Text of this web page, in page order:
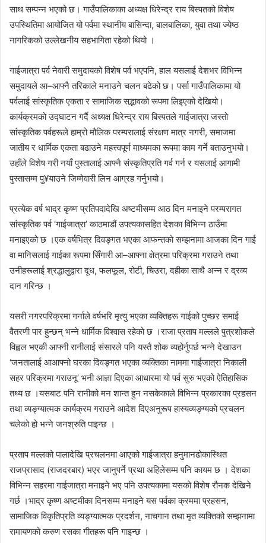
साथ सम्पन्न भएको छ। गाउँपालिकाका अध्यक्ष धिरेन्द्र राय बिस्पतको विशेष
उपस्थितिमा आयोजित यो पर्वमा स्थानीय बासिन्दा, बालबालिका, युवा तथा ज्येष्ठ
नागरिकको उल्लेखनीय सहभागिता रहेको थियो ।
गाईजात्रा पर्व नेवारी समुदायको विशेष पर्व भएपनि, हाल यसलाई देशभर विभिन्न
समुदायले आ–आफ्नै तरिकाले मनाउने चलन बढेको छ। पर्सा गाउँपालिकामा यो
पर्वलाई सांस्कृतिक एकता र सामाजिक सद्भावको रूपमा लिइएको देखियो।
कार्यक्रमको उद्घाटन गर्दै अध्यक्ष धिरेन्द्र राय बिस्पतले गाईजात्रा जस्तो
सांस्कृतिक पर्वहरूले हाम्रो मौलिक परम्परालाई संरक्षण मात्र नगरी, समाजमा
जातीय र धार्मिक एकता बढाउने महत्त्वपूर्ण माध्यमका रूपमा काम गर्ने बताउनुभयो।
उहाँले विशेष गरी नयाँ पुस्तालाई आफ्नै संस्कृतिप्रति गर्व गर्न र यसलाई आगामी
पुस्तासम्म पु¥याउने जिम्मेवारी लिन आग्रह गर्नुभयो।
प्रत्येक वर्ष भाद्र कृष्ण प्रतिपदादेखि अष्टमीसम्म आठ दिन मनाइने परम्परागत
सांस्कृतिक पर्व ‘गाईजात्रा’ काठमाडौं उपत्यकासहित देशका विभिन्न ठाउँमा
मनाइएको छ ।एक वर्षभित्र दिवङ्गत भएका आफन्तको सम्झनामा आजका दिन गाई
वा मानिसलाई गाईका रूपमा सिँगारी आ–आफ्ना क्षेत्रमा परिक्रमा गराउने तथा
उनीहरूलाई श्रद्धालुद्वारा दूध, फलफूल, रोटी, चिउरा, दहीका साथै अन्न र द्रव्य
दान गरिन्छ ।
यसरी नगरपरिक्रमा गर्नाले वर्षभरि मृत्यु भएका व्यक्तिहरू गाईको पुच्छर समाई
वैतरणी पार हुन्छन् भन्ने धार्मिक विश्वास रहेको छ ।राजा प्रताप मल्लले पुत्रशोकले
विह्वल भएकी आफ्नी रानीलाई संसारले पनि यस्तै शोक व्यहोर्नुपर्छ भन्ने देखाउन
‘जनतालाई आआफ्नो घरका दिवङ्गत भएका व्यक्तिका नाममा गाईजात्रा निकाली
सहर परिक्रमा गराउनू’ भनी आज्ञा दिएका आधारमा यो पर्व सुरु भएको ऐतिहासिक
तथ्य छ ।यसबाट पनि रानीको मन शान्त हुन नसकेकाले विभिन्न प्रकारका प्रहसन
तथा व्यङ्ग्यात्मक कार्यक्रम गराउने आदेश दिएअनुरूप हास्यव्यङ्ग्यको प्रचलन
चलेको हो भन्ने जनश्रुति पाइन्छ ।
प्रताप मल्लको पालादेखि प्रचलनमा आएको गाईजात्रा हनुमानढोकास्थित
राजप्रासाद (राजदरबार) भएर जानुपर्ने प्रथा अहिलेसम्म पनि कायम छ । देशका
विभिन्न सहरमा गाईजात्रा मनाइने भए पनि उपत्यकामा यसको विशेष रौनक देखिने
गर्छ ।भाद्र कृष्ण अष्टमीका दिनसम्म मनाइने यस पर्वका क्रममा प्रहसन,
सामाजिक विकृतिप्रति व्यङ्ग्यात्मक प्रदर्शन, नाचगान तथा मृत व्यक्तिको सम्झनामा
रामायणको करुण रसका गीतहरू पनि गाइन्छ ।